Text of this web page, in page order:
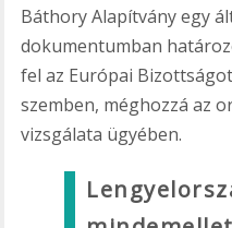
Báthory Alapítvány egy
dokumentumban
fel az Európai
szemben, méghozzá az
vizsgálata ügyében.